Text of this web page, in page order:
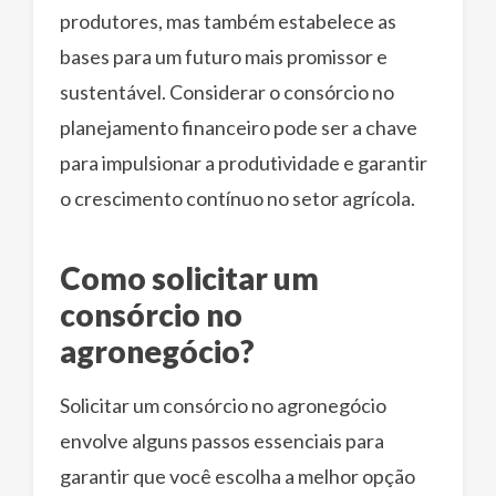
produtores, mas também estabelece as
bases para um futuro mais promissor e
sustentável. Considerar o consórcio no
planejamento financeiro pode ser a chave
para impulsionar a produtividade e garantir
o crescimento contínuo no setor agrícola.
Como solicitar um
consórcio no
agronegócio?
Solicitar um consórcio no agronegócio
envolve alguns passos essenciais para
garantir que você escolha a melhor opção